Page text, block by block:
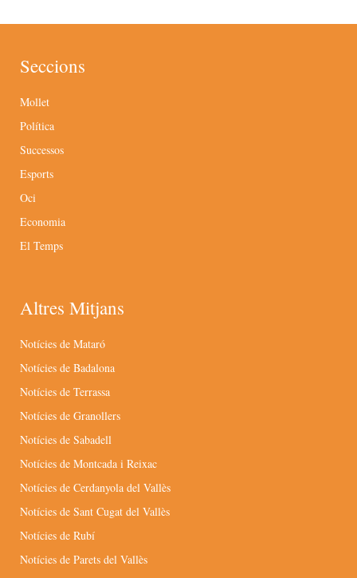
Seccions
Mollet
Política
Successos
Esports
Oci
Economia
El Temps
Altres Mitjans
Notícies de Mataró
Notícies de Badalona
Notícies de Terrassa
Notícies de Granollers
Notícies de Sabadell
Notícies de Montcada i Reixac
Notícies de Cerdanyola del Vallès
Notícies de Sant Cugat del Vallès
Notícies de Rubí
Notícies de Parets del Vallès